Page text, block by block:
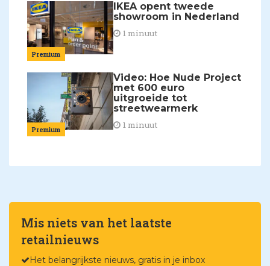
Premium
IKEA opent tweede
showroom in Nederland
1 minuut
Premium
Video: Hoe Nude Project
met 600 euro
uitgroeide tot
streetwearmerk
1 minuut
Mis niets van het laatste
retailnieuws
Het belangrijkste nieuws, gratis in je inbox